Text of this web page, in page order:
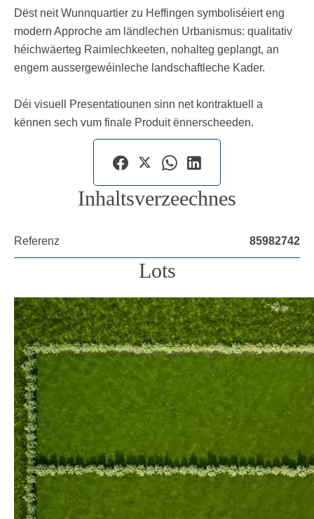
Dëst neit Wunnquartier zu Heffingen symboliséiert eng
modern Approche am ländlechen Urbanismus: qualitativ
héichwäerteg Raimlechkeeten, nohalteg geplangt, an
engem aussergewéinleche landschaftleche Kader.
Déi visuell Presentatiounen sinn net kontraktuell a
kënnen sech vum finale Produit ënnerscheeden.
Inhaltsverzeechnes
Referenz 85982742
Lots